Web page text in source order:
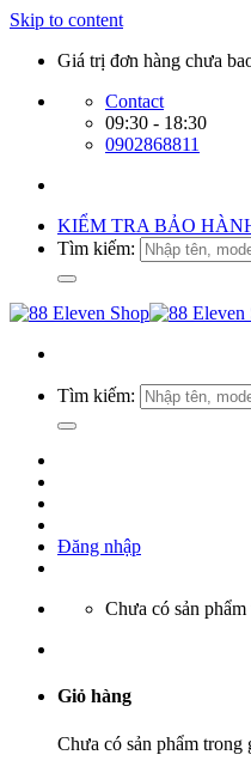
Skip to content
Giá trị đơn hàng chưa
Contact
09:30 - 18:30
0902868811
KIỂM TRA BẢO
Tìm kiếm:
Tìm kiếm:
Đăng nhập
Chưa có sản
Giỏ hàng
Chưa có sản phẩm trong